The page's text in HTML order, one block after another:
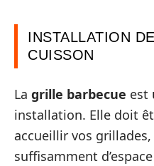
INSTALLATION
CUISSON
La grille barbecue est
installation. Elle doit
accueillir vos
suffisamment